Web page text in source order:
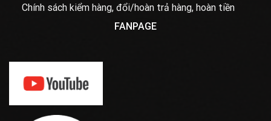
Chính sách kiểm hàng, đổi/hoàn trả hàng, hoàn tiền
FANPAGE